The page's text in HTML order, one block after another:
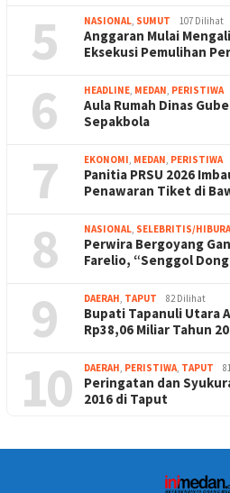
5 NASIONAL, SUMUT 107 Dilihat
Anggaran Mulai
Eksekusi Pemulihan
6 HEADLINE, MEDAN, PERISTIWA
Aula Rumah Dinas
Sepakbola
7 EKONOMI, MEDAN, PERISTIWA
Panitia PRSU 2026
Penawaran Tiket di
8 NASIONAL, SELEBRITIS/
Perwira Bergoyang
Farelio, “Senggol
9 DAERAH, TAPUT 82 Dilihat
Bupati Tapanuli Utara
Rp38,06 Miliar Tahun
10 DAERAH, PERISTIWA, TAPUT
Peringatan dan
2016 di Taput